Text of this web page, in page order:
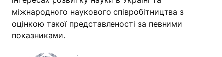
міжнародного наукового співробітництва з
оцінкою такої представленості за певними
показниками.